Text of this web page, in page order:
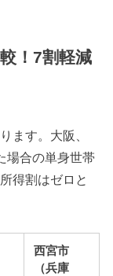
！7割軽減
ます。大阪、
場合の単身世帯
得割はゼロと
西宮市
（兵庫